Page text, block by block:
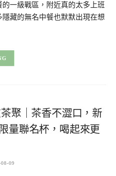
一級戰區，附近真的太多上班
藏的無名中餐也默默出現在想
聚｜茶香不澀口，新
量聯名杯，喝起來更
09